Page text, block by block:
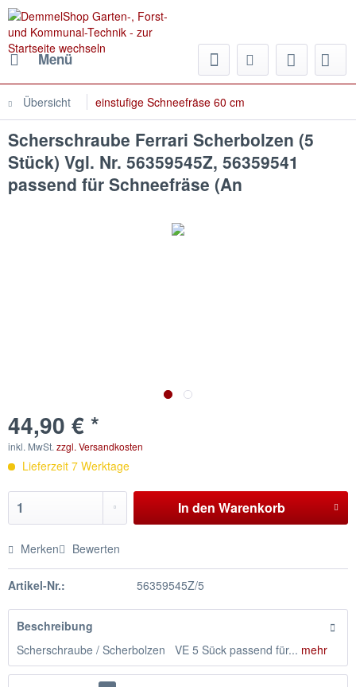
Menü
Übersicht einstufige Schneefräse 60 cm
Scherschraube Ferrari Scherbolzen (5
Stück) Vgl. Nr. 56359545Z, 56359541
passend für Schneefräse (An
44,90 € *
inkl. MwSt. zzgl. Versandkosten
Lieferzeit 7 Werktage
In den Warenkorb
Merken Bewerten
Artikel-Nr.: 56359545Z/5
Beschreibung
Scherschraube / Scherbolzen VE 5 Sück passend für... mehr